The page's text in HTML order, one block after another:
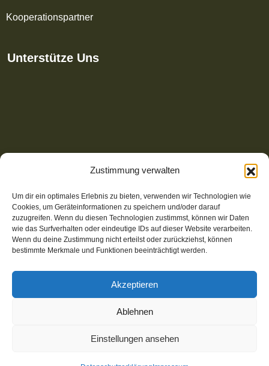
Zustimmung verwalten
Um dir ein optimales Erlebnis zu bieten, verwenden wir Technologien wie
Cookies, um Geräteinformationen zu speichern und/oder darauf
zuzugreifen. Wenn du diesen Technologien zustimmst, können wir Daten
wie das Surfverhalten oder eindeutige IDs auf dieser Website verarbeiten.
Wenn du deine Zustimmung nicht erteilst oder zurückziehst, können
bestimmte Merkmale und Funktionen beeinträchtigt werden.
Akzeptieren
Ablehnen
Einstellungen ansehen
Kooperationspartner
Unterstütze Uns
© 2025-2026 Wear-Share | Website mit Open Source CMS,
klimafreundlich gehostet bei STRATO | Umsetzung: